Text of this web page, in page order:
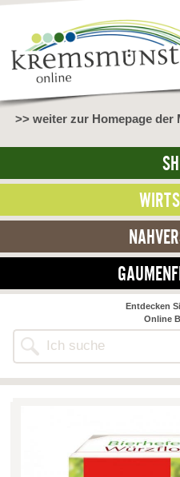
>> weiter zur Homepage
Entdecken
Online
NAHVERSORGER
>> Bauernmarkt <<
Bäckerei-Konditorei-Café
Fleischerei Hüthmayr